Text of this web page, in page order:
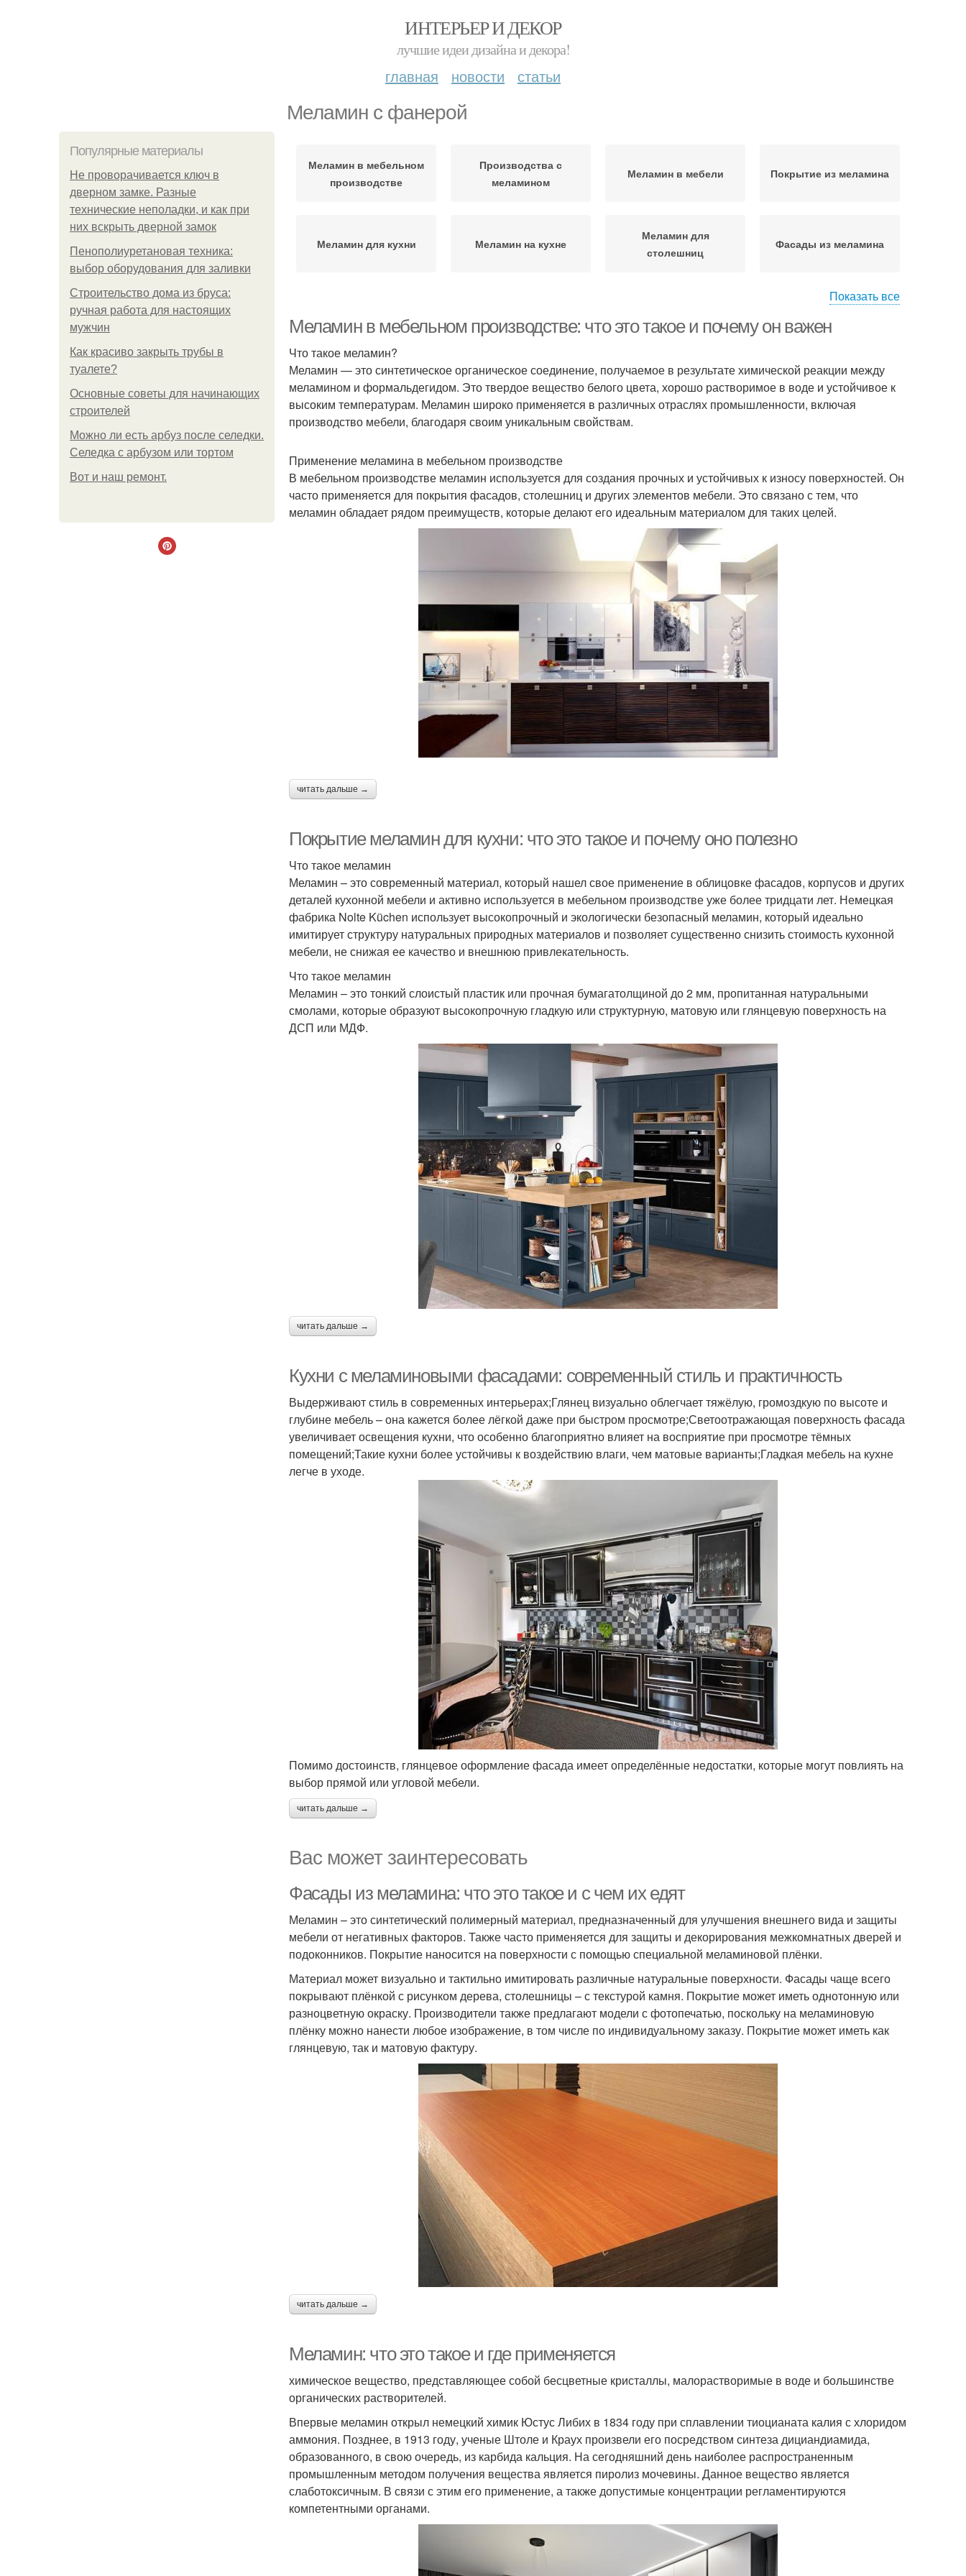
ИНТЕРЬЕР И ДЕКОР
лучшие идеи дизайна и декора!
главная новости статьи
Меламин с фанерой
Популярные материалы
Не проворачивается ключ в
дверном замке. Разные
технические неполадки, и как при
них вскрыть дверной замок
Пенополиуретановая техника:
выбор оборудования для заливки
Строительство дома из бруса:
ручная работа для настоящих
мужчин
Как красиво закрыть трубы в
туалете?
Основные советы для начинающих
строителей
Можно ли есть арбуз после селедки.
Селедка с арбузом или тортом
Boт и наш ремoнт.
Меламин в мебельном
производстве
Производства с
меламином
Меламин в мебели Покрытие из меламина
Меламин для кухни Меламин на кухне
Меламин для
столешниц
Фасады из меламина
Показать все
Меламин в мебельном производстве: что это такое и почему он важен
Что такое меламин?
Меламин — это синтетическое органическое соединение, получаемое в результате химической реакции между
меламином и формальдегидом. Это твердое вещество белого цвета, хорошо растворимое в воде и устойчивое к
высоким температурам. Меламин широко применяется в различных отраслях промышленности, включая
производство мебели, благодаря своим уникальным свойствам.
Применение меламина в мебельном производстве
В мебельном производстве меламин используется для создания прочных и устойчивых к износу поверхностей. Он
часто применяется для покрытия фасадов, столешниц и других элементов мебели. Это связано с тем, что
меламин обладает рядом преимуществ, которые делают его идеальным материалом для таких целей.
читать дальше →
Покрытие меламин для кухни: что это такое и почему оно полезно
Что такое меламин
Меламин – это современный материал, который нашел свое применение в облицовке фасадов, корпусов и других
деталей кухонной мебели и активно используется в мебельном производстве уже более тридцати лет. Немецкая
фабрика Nolte Küchen использует высокопрочный и экологически безопасный меламин, который идеально
имитирует структуру натуральных природных материалов и позволяет существенно снизить стоимость кухонной
мебели, не снижая ее качество и внешнюю привлекательность.
Что такое меламин
Меламин – это тонкий слоистый пластик или прочная бумагатолщиной до 2 мм, пропитанная натуральными
смолами, которые образуют высокопрочную гладкую или структурную, матовую или глянцевую поверхность на
ДСП или МДФ.
читать дальше →
Кухни с меламиновыми фасадами: современный стиль и практичность
Выдерживают стиль в современных интерьерах;Глянец визуально облегчает тяжёлую, громоздкую по высоте и
глубине мебель – она кажется более лёгкой даже при быстром просмотре;Светоотражающая поверхность фасада
увеличивает освещения кухни, что особенно благоприятно влияет на восприятие при просмотре тёмных
помещений;Такие кухни более устойчивы к воздействию влаги, чем матовые варианты;Гладкая мебель на кухне
легче в уходе.
Помимо достоинств, глянцевое оформление фасада имеет определённые недостатки, которые могут повлиять на
выбор прямой или угловой мебели.
читать дальше →
Вас может заинтересовать
Фасады из меламина: что это такое и с чем их едят
Меламин – это синтетический полимерный материал, предназначенный для улучшения внешнего вида и защиты
мебели от негативных факторов. Также часто применяется для защиты и декорирования межкомнатных дверей и
подоконников. Покрытие наносится на поверхности с помощью специальной меламиновой плёнки.
Материал может визуально и тактильно имитировать различные натуральные поверхности. Фасады чаще всего
покрывают плёнкой с рисунком дерева, столешницы – с текстурой камня. Покрытие может иметь однотонную или
разноцветную окраску. Производители также предлагают модели с фотопечатью, поскольку на меламиновую
плёнку можно нанести любое изображение, в том числе по индивидуальному заказу. Покрытие может иметь как
глянцевую, так и матовую фактуру.
читать дальше →
Меламин: что это такое и где применяется
химическое вещество, представляющее собой бесцветные кристаллы, малорастворимые в воде и большинстве
органических растворителей.
Впервые меламин открыл немецкий химик Юстус Либих в 1834 году при сплавлении тиоцианата калия с хлоридом
аммония. Позднее, в 1913 году, ученые Штоле и Краух произвели его посредством синтеза дициандиамида,
образованного, в свою очередь, из карбида кальция. На сегодняшний день наиболее распространенным
промышленным методом получения вещества является пиролиз мочевины. Данное вещество является
слаботоксичным. В связи с этим его применение, а также допустимые концентрации регламентируются
компетентными органами.